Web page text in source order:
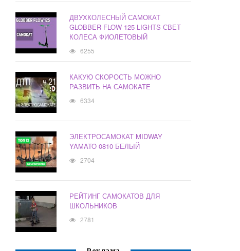
ДВУХКОЛЕСНЫЙ САМОКАТ
GLOBBER FLOW 125 LIGHTS СВЕТ
КОЛЕСА ФИОЛЕТОВЫЙ
6255
КАКУЮ СКОРОСТЬ МОЖНО
РАЗВИТЬ НА САМОКАТЕ
6334
ЭЛЕКТРОСАМОКАТ MIDWAY
YAMATO 0810 БЕЛЫЙ
2704
РЕЙТИНГ САМОКАТОВ ДЛЯ
ШКОЛЬНИКОВ
2781